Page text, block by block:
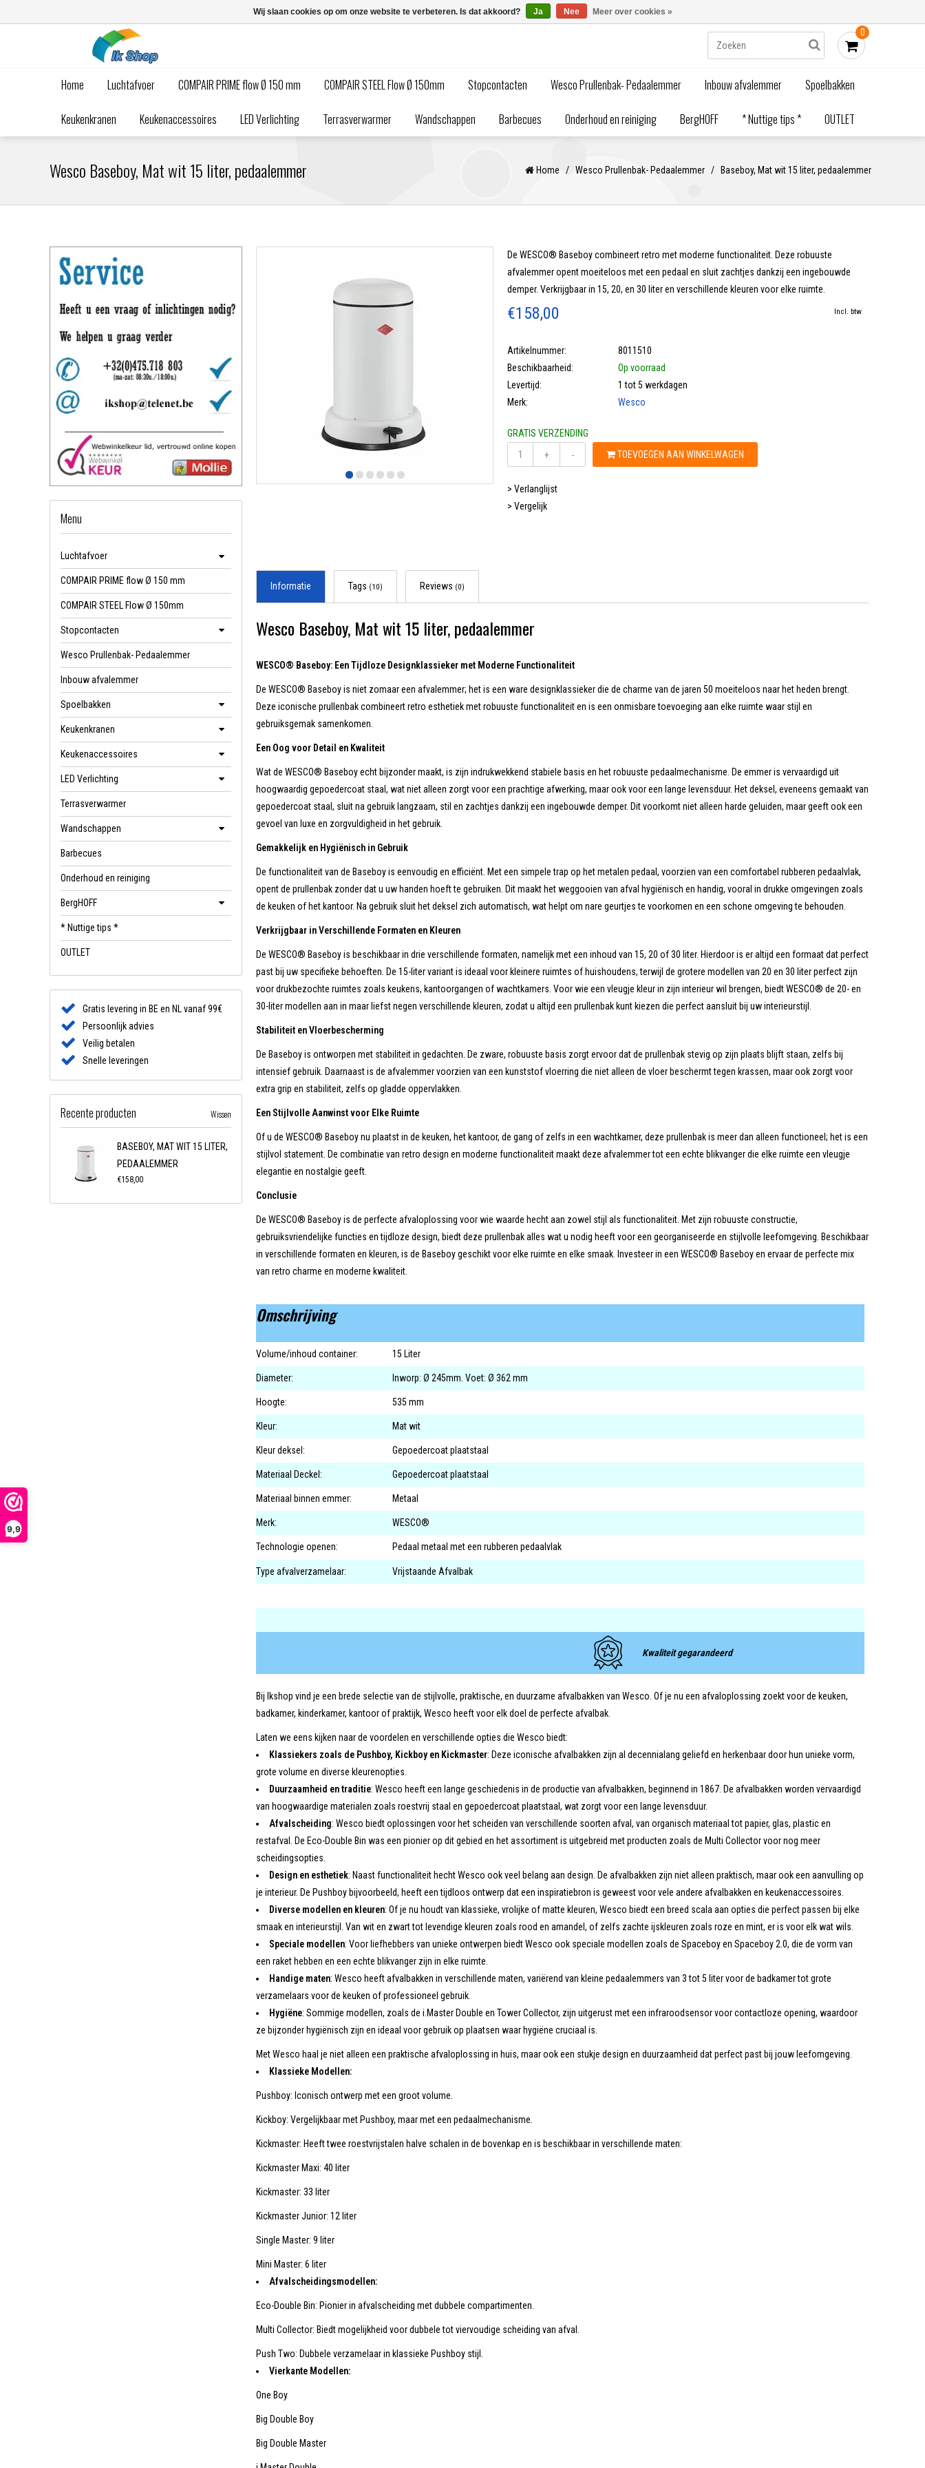
9,9
0
Home Luchtafvoer COMPAIR PRIME flow Ø 150 mm COMPAIR STEEL Flow Ø 150mm Stopcontacten Wesco Prullenbak- Pedaalemmer Inbouw afvalemmer Spoelbakken
Keukenkranen Keukenaccessoires LED Verlichting Terrasverwarmer Wandschappen Barbecues Onderhoud en reiniging BergHOFF * Nuttige tips * OUTLET
Wesco Baseboy, Mat wit 15 liter, pedaalemmer Home / Wesco Prullenbak- Pedaalemmer / Baseboy, Mat wit 15 liter, pedaalemmer
De WESCO® Baseboy combineert retro met moderne functionaliteit. Deze robuuste
afvalemmer opent moeiteloos met een pedaal en sluit zachtjes dankzij een ingebouwde
demper. Verkrijgbaar in 15, 20, en 30 liter en verschillende kleuren voor elke ruimte.
€158,00 Incl. btw
Artikelnummer:
8011510
Beschikbaarheid:
Op voorraad
Levertijd:
1 tot 5 werkdagen
Merk:
Wesco
GRATIS VERZENDING
+
- TOEVOEGEN AAN WINKELWAGEN
> Verlanglijst
> Vergelijk
Informatie Tags (10) Reviews (0)
Wesco Baseboy, Mat wit 15 liter, pedaalemmer
WESCO® Baseboy: Een Tijdloze Designklassieker met Moderne Functionaliteit
De WESCO® Baseboy is niet zomaar een afvalemmer; het is een ware designklassieker die de charme van de jaren 50 moeiteloos naar het heden brengt.
Deze iconische prullenbak combineert retro esthetiek met robuuste functionaliteit en is een onmisbare toevoeging aan elke ruimte waar stijl en
gebruiksgemak samenkomen.
Een Oog voor Detail en Kwaliteit
Wat de WESCO® Baseboy echt bijzonder maakt, is zijn indrukwekkend stabiele basis en het robuuste pedaalmechanisme. De emmer is vervaardigd uit
hoogwaardig gepoedercoat staal, wat niet alleen zorgt voor een prachtige afwerking, maar ook voor een lange levensduur. Het deksel, eveneens gemaakt van
gepoedercoat staal, sluit na gebruik langzaam, stil en zachtjes dankzij een ingebouwde demper. Dit voorkomt niet alleen harde geluiden, maar geeft ook een
gevoel van luxe en zorgvuldigheid in het gebruik.
Gemakkelijk en Hygiënisch in Gebruik
De functionaliteit van de Baseboy is eenvoudig en efficiënt. Met een simpele trap op het metalen pedaal, voorzien van een comfortabel rubberen pedaalvlak,
opent de prullenbak zonder dat u uw handen hoeft te gebruiken. Dit maakt het weggooien van afval hygiënisch en handig, vooral in drukke omgevingen zoals
de keuken of het kantoor. Na gebruik sluit het deksel zich automatisch, wat helpt om nare geurtjes te voorkomen en een schone omgeving te behouden.
Verkrijgbaar in Verschillende Formaten en Kleuren
De WESCO® Baseboy is beschikbaar in drie verschillende formaten, namelijk met een inhoud van 15, 20 of 30 liter. Hierdoor is er altijd een formaat dat perfect
past bij uw specifieke behoeften. De 15-liter variant is ideaal voor kleinere ruimtes of huishoudens, terwijl de grotere modellen van 20 en 30 liter perfect zijn
voor drukbezochte ruimtes zoals keukens, kantoorgangen of wachtkamers. Voor wie een vleugje kleur in zijn interieur wil brengen, biedt WESCO® de 20- en
30-liter modellen aan in maar liefst negen verschillende kleuren, zodat u altijd een prullenbak kunt kiezen die perfect aansluit bij uw interieurstijl.
Stabiliteit en Vloerbescherming
De Baseboy is ontworpen met stabiliteit in gedachten. De zware, robuuste basis zorgt ervoor dat de prullenbak stevig op zijn plaats blijft staan, zelfs bij
intensief gebruik. Daarnaast is de afvalemmer voorzien van een kunststof vloerring die niet alleen de vloer beschermt tegen krassen, maar ook zorgt voor
extra grip en stabiliteit, zelfs op gladde oppervlakken.
Een Stijlvolle Aanwinst voor Elke Ruimte
Of u de WESCO® Baseboy nu plaatst in de keuken, het kantoor, de gang of zelfs in een wachtkamer, deze prullenbak is meer dan alleen functioneel; het is een
stijlvol statement. De combinatie van retro design en moderne functionaliteit maakt deze afvalemmer tot een echte blikvanger die elke ruimte een vleugje
elegantie en nostalgie geeft.
Conclusie
De WESCO® Baseboy is de perfecte afvaloplossing voor wie waarde hecht aan zowel stijl als functionaliteit. Met zijn robuuste constructie,
gebruiksvriendelijke functies en tijdloze design, biedt deze prullenbak alles wat u nodig heeft voor een georganiseerde en stijlvolle leefomgeving. Beschikbaar
in verschillende formaten en kleuren, is de Baseboy geschikt voor elke ruimte en elke smaak. Investeer in een WESCO® Baseboy en ervaar de perfecte mix
van retro charme en moderne kwaliteit.
Omschrijving
Volume/inhoud container: 15 Liter
Diameter: Inworp: Ø 245mm. Voet: Ø 362 mm
Hoogte: 535 mm
Kleur: Mat wit
Kleur deksel: Gepoedercoat plaatstaal
Materiaal Deckel: Gepoedercoat plaatstaal
Materiaal binnen emmer: Metaal
Merk: WESCO®
Technologie openen: Pedaal metaal met een rubberen pedaalvlak
Type afvalverzamelaar: Vrijstaande Afvalbak
Kwaliteit gegarandeerd
Bij Ikshop vind je een brede selectie van de stijlvolle, praktische, en duurzame afvalbakken van Wesco. Of je nu een afvaloplossing zoekt voor de keuken,
badkamer, kinderkamer, kantoor of praktijk, Wesco heeft voor elk doel de perfecte afvalbak.
Laten we eens kijken naar de voordelen en verschillende opties die Wesco biedt:
Klassiekers zoals de Pushboy, Kickboy en Kickmaster: Deze iconische afvalbakken zijn al decennialang geliefd en herkenbaar door hun unieke vorm,
grote volume en diverse kleurenopties.
Duurzaamheid en traditie: Wesco heeft een lange geschiedenis in de productie van afvalbakken, beginnend in 1867. De afvalbakken worden vervaardigd
van hoogwaardige materialen zoals roestvrij staal en gepoedercoat plaatstaal, wat zorgt voor een lange levensduur.
Afvalscheiding: Wesco biedt oplossingen voor het scheiden van verschillende soorten afval, van organisch materiaal tot papier, glas, plastic en
restafval. De Eco-Double Bin was een pionier op dit gebied en het assortiment is uitgebreid met producten zoals de Multi Collector voor nog meer
scheidingsopties.
Design en esthetiek: Naast functionaliteit hecht Wesco ook veel belang aan design. De afvalbakken zijn niet alleen praktisch, maar ook een aanvulling op
je interieur. De Pushboy bijvoorbeeld, heeft een tijdloos ontwerp dat een inspiratiebron is geweest voor vele andere afvalbakken en keukenaccessoires.
Diverse modellen en kleuren: Of je nu houdt van klassieke, vrolijke of matte kleuren, Wesco biedt een breed scala aan opties die perfect passen bij elke
smaak en interieurstijl. Van wit en zwart tot levendige kleuren zoals rood en amandel, of zelfs zachte ijskleuren zoals roze en mint, er is voor elk wat wils.
Speciale modellen: Voor liefhebbers van unieke ontwerpen biedt Wesco ook speciale modellen zoals de Spaceboy en Spaceboy 2.0, die de vorm van
een raket hebben en een echte blikvanger zijn in elke ruimte.
Handige maten: Wesco heeft afvalbakken in verschillende maten, variërend van kleine pedaalemmers van 3 tot 5 liter voor de badkamer tot grote
verzamelaars voor de keuken of professioneel gebruik.
Hygiëne: Sommige modellen, zoals de i.Master Double en Tower Collector, zijn uitgerust met een infraroodsensor voor contactloze opening, waardoor
ze bijzonder hygiënisch zijn en ideaal voor gebruik op plaatsen waar hygiëne cruciaal is.
Met Wesco haal je niet alleen een praktische afvaloplossing in huis, maar ook een stukje design en duurzaamheid dat perfect past bij jouw leefomgeving.
Klassieke Modellen:
Pushboy: Iconisch ontwerp met een groot volume.
Kickboy: Vergelijkbaar met Pushboy, maar met een pedaalmechanisme.
Kickmaster: Heeft twee roestvrijstalen halve schalen in de bovenkap en is beschikbaar in verschillende maten:
Kickmaster Maxi: 40 liter
Kickmaster: 33 liter
Kickmaster Junior: 12 liter
Single Master: 9 liter
Mini Master: 6 liter
Afvalscheidingsmodellen:
Eco-Double Bin: Pionier in afvalscheiding met dubbele compartimenten.
Multi Collector: Biedt mogelijkheid voor dubbele tot viervoudige scheiding van afval.
Push Two: Dubbele verzamelaar in klassieke Pushboy stijl.
Vierkante Modellen:
One Boy
Big Double Boy
Big Double Master
Menu
Luchtafvoer
COMPAIR PRIME flow Ø 150 mm
COMPAIR STEEL Flow Ø 150mm
Stopcontacten
Wesco Prullenbak- Pedaalemmer
Inbouw afvalemmer
Spoelbakken
Keukenkranen
Keukenaccessoires
LED Verlichting
Terrasverwarmer
Wandschappen
Barbecues
Onderhoud en reiniging
BergHOFF
* Nuttige tips *
OUTLET
Gratis levering in BE en NL vanaf 99€
Persoonlijk advies
Veilig betalen
Snelle leveringen
Recente producten Wissen
BASEBOY, MAT WIT 15 LITER,
PEDAALEMMER
€158,00
Wij slaan cookies op om onze website te verbeteren. Is dat akkoord? Ja Nee Meer over cookies »